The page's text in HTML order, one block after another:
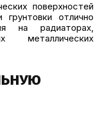
поверхностей
отлично
на радиаторах,
металлических